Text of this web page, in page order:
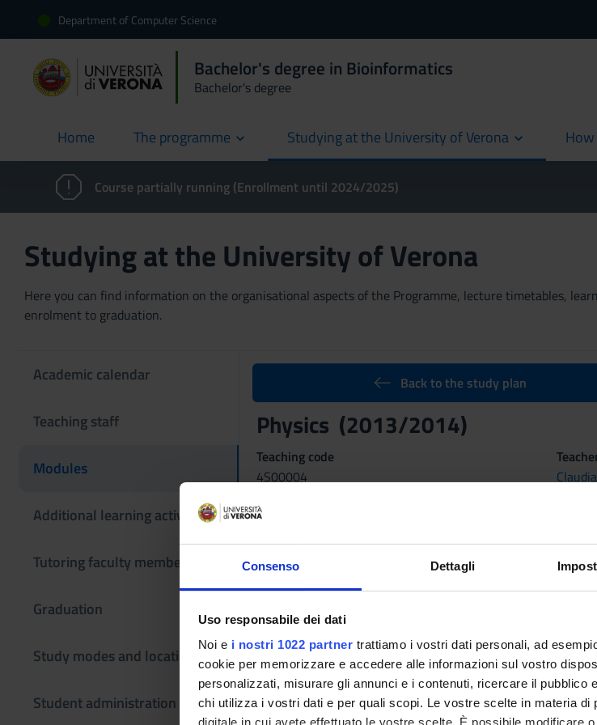
Consenso Dettagli
Uso responsabile dei dati
Noi e i nostri 1022 partner trattiamo i vostri dati personali, ad
cookie per memorizzare e accedere alle informazioni sul vostro
personalizzati, misurare gli annunci e i contenuti, ricercare il
chi utilizza i vostri dati e per quali scopi. Le vostre scelte in materia
Department of Computer Science
Bachelor's degree in Bioinformatics
Bachelor's degree
Home
current The programme Studying at the University of Verona
Course partially running (Enrollment until 2024/2025)
Studying at the University of Verona
Here you can find information on the organisational aspects of the Programme, lecture timetables,
enrolment to graduation.
Academic calendar
Teaching staff
Modules
Additional learning activities
Tutoring faculty members
Graduation
Study modes and locations
Student administration
Back to the study plan
Physics (2013/2014)
Teaching code
4S00004
Coordinator
Language
Period
Learning outcomes
The course provides the basic knowledge of Classical
introduction to wave phenomena.